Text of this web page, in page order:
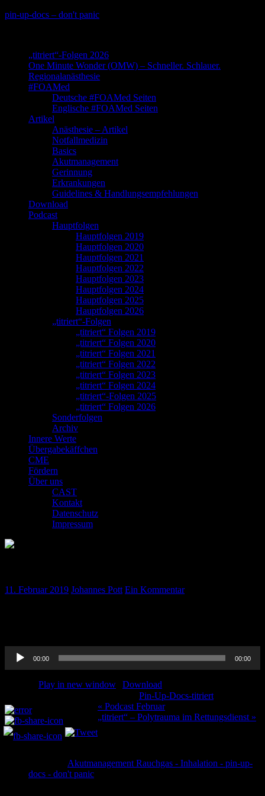
Skip
pin-up-docs – don't panic
„titriert“-Folgen 2026
One Minute Wonder (OMW) – Schneller. Schlauer.
Regionalanästhesie
#FOAMed
Deutsche #FOAMed Seiten
Englische #FOAMed Seiten
Artikel
Anästhesie – Artikel
Notfallmedizin
Basics
Akutmanagement
Gerinnung
Erkrankungen
Guidelines & Handlungsempfehlungen
Download
Podcast
Hauptfolgen
Hauptfolgen 2019
Hauptfolgen 2020
Hauptfolgen 2021
Hauptfolgen 2022
Hauptfolgen 2023
Hauptfolgen 2024
Hauptfolgen 2025
Hauptfolgen 2026
„titriert“-Folgen
„titriert“ Folgen 2019
„titriert“ Folgen 2020
„titriert“ Folgen 2021
„titriert“ Folgen 2022
„titriert“ Folgen 2023
„titriert“ Folgen 2024
„titriert“-Folgen 2025
„titriert“ Folgen 2026
Sonderfolgen
Archiv
Innere Werte
Übergabekäffchen
CME
Fördern
Über uns
CAST
Kontakt
Datenschutz
Impressum
11. Februar 2019 Johannes Pott Ein Kommentar
Audio-
Player
00:00 00:00
Play in new window
Download
Pin-Up-Docs-titriert
Beitragsnavigation« Podcast Februar
„titriert“ – Polytrauma im Rettungsdienst »
Akutmanagement Rauchgas - Inhalation - pin-up-
docs - don't panic